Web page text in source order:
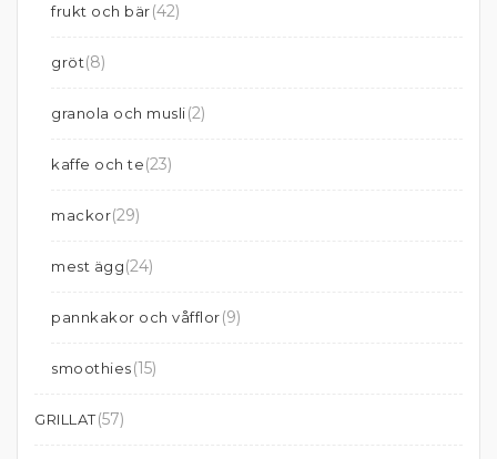
frukt och bär(42)
gröt(8)
granola och musli(2)
kaffe och te(23)
mackor(29)
mest ägg(24)
pannkakor och våfflor(9)
smoothies(15)
GRILLAT(57)